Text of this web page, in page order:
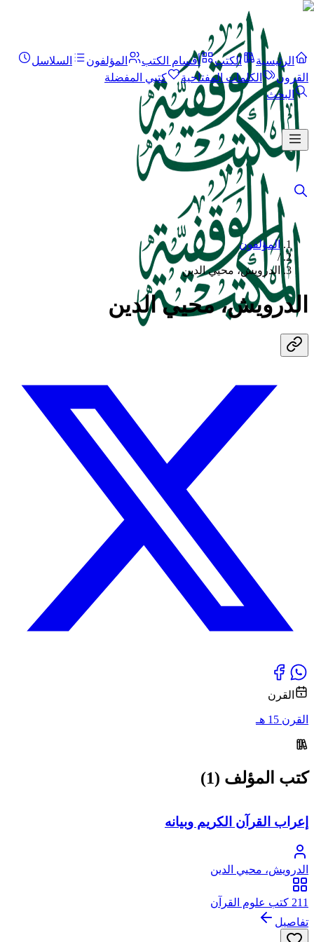
الرئيسية الكتب أقسام الكتب المؤلفون
السلاسل
القرون
الكلمات المفتاحية
كتبي المفضلة
البحث
المؤلفون
/
الدرويش، محيي الدين
الدرويش، محيي الدين
القرن
القرن 15 هـ
كتب المؤلف (1)
إعراب القرآن الكريم وبيانه
الدرويش، محيي الدين
211 كتب علوم القرآن
تفاصيل